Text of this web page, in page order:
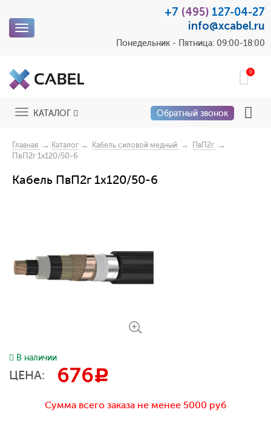
Toggle
+7 (495) 127-04-27
info@xcabel.ru
Понедельник - Пятница: 09:00-18:00
0
ToggleКАТАЛОГ Обратный звонок
Главная → Каталог → Кабель силовой медный → ПвП2г →
ПвП2г 1x120/50-6
Кабель ПвП2г 1x120/50-6
В наличии
ЦЕНА: 676c
Сумма всего заказа не менее 5000 руб